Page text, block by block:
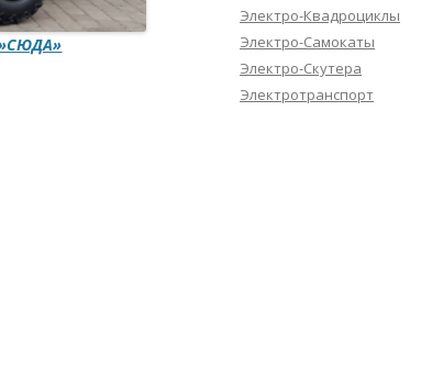
Электро-Квадроциклы
Электро-Самокаты
Электро-Скутера
Электротранспорт